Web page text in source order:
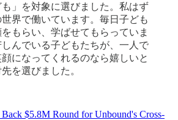
」を対象に選びました。私はず
界で働いています。毎日子ども
もらい、学ばせてもらっていま
んでいる子どもたちが、一人で
になってくれるのなら嬉しいと
を選びました。
$5.8M Round for Unbound's Cross-